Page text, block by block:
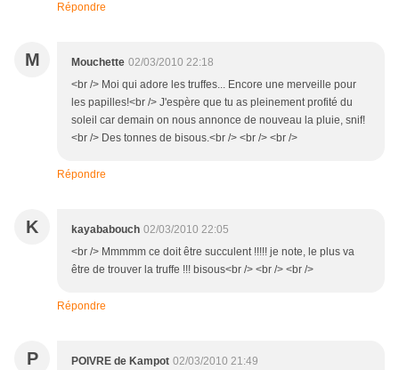
Répondre
M Mouchette 02/03/2010 22:18
<br /> Moi qui adore les truffes... Encore une merveille pour
les papilles!<br /> J'espère que tu as pleinement profité du
soleil car demain on nous annonce de nouveau la pluie, snif!
<br /> Des tonnes de bisous.<br /> <br /> <br />
Répondre
K kayababouch 02/03/2010 22:05
<br /> Mmmmm ce doit être succulent !!!!! je note, le plus va
être de trouver la truffe !!! bisous<br /> <br /> <br />
Répondre
P POIVRE de Kampot 02/03/2010 21:49